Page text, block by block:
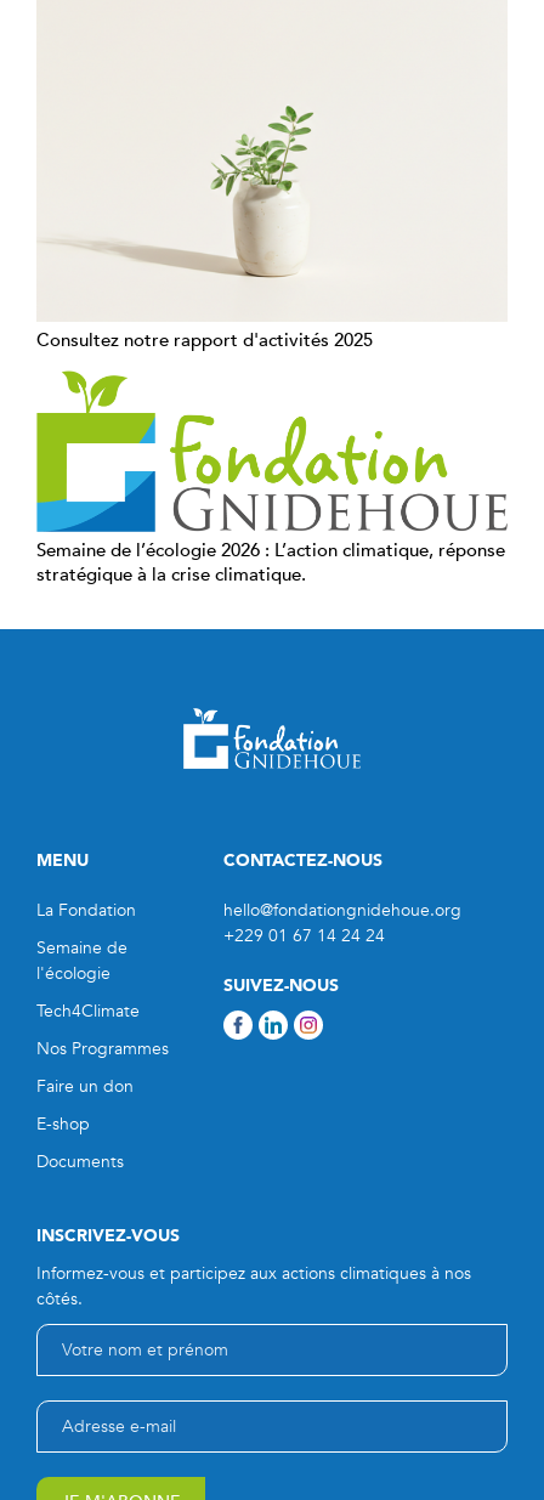
Consultez notre rapport d'activités 2025
Semaine de l’écologie 2026 : L’action climatique, réponse
stratégique à la crise climatique.
MENU
La Fondation
Semaine de
l'écologie
Tech4Climate
Nos Programmes
Faire un don
E-shop
Documents
CONTACTEZ-NOUS
hello@fondationgnidehoue.org
+229 01 67 14 24 24
SUIVEZ-NOUS
INSCRIVEZ-VOUS
Informez-vous et participez aux actions climatiques à nos
côtés.